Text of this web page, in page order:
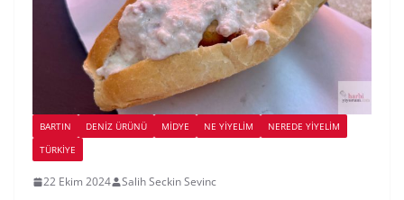
BARTIN DENIZ ÜRÜNÜ MIDYE NE YİYELİM
NEREDE YİYELİM
TÜRKIYE
22 Ekim 2024 Salih Seckin Sevinc